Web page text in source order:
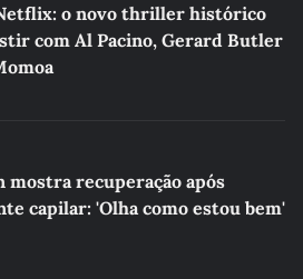
o novo thriller histórico
com Al Pacino, Gerard Butler
mostra recuperação após
capilar: 'Olha como estou bem'